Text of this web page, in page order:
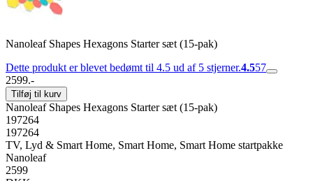
Nanoleaf Shapes Hexagons Starter sæt (15-pak)
Dette produkt er blevet bedømt til 4.5 ud af 5 stjerner.4.557
2599.-
Tilføj til kurv
Nanoleaf Shapes Hexagons Starter sæt (15-pak)
197264
197264
TV, Lyd & Smart Home, Smart Home, Smart Home startpakke
Nanoleaf
2599